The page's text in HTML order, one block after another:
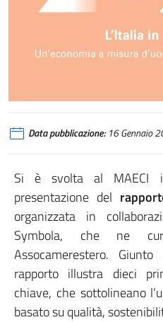
Data pubblicazione:16 Gennaio
Si è svolta al MAECI
presentazione del
organizzata in
Symbola, che ne
Assocamerestero.
rapporto illustra dieci
chiave, che sottolineano
basato su qualità,